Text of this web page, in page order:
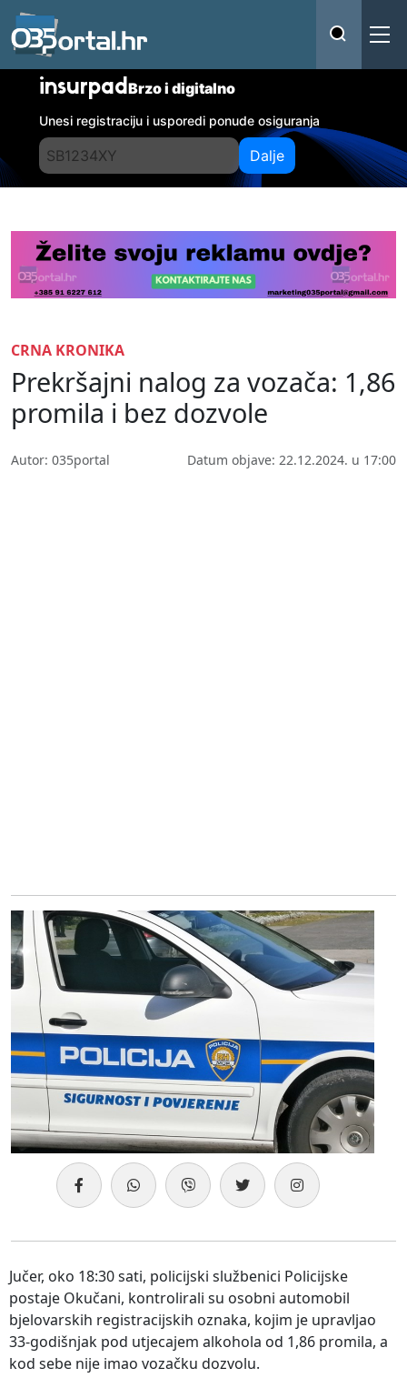
insurpadBrzo i digitalno
Unesi registraciju i usporedi ponude osiguranja
Dalje
CRNA KRONIKA
Prekršajni nalog za vozača: 1,86
promila i bez dozvole
Autor: 035portal Datum objave: 22.12.2024. u 17:00
Jučer, oko 18:30 sati, policijski službenici Policijske
postaje Okučani, kontrolirali su osobni automobil
bjelovarskih registracijskih oznaka, kojim je upravljao
33-godišnjak pod utjecajem alkohola od 1,86 promila, a
kod sebe nije imao vozačku dozvolu.